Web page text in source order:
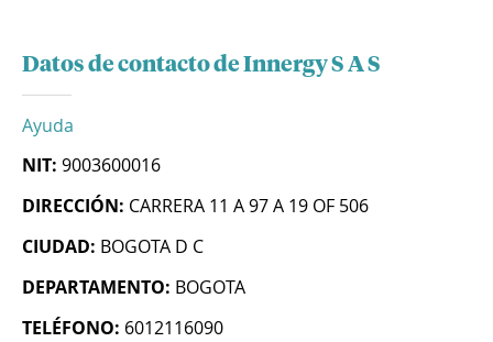
Datos de contacto de Innergy S A S
Ayuda
NIT: 9003600016
DIRECCIÓN: CARRERA 11 A 97 A 19 OF 506
CIUDAD: BOGOTA D C
DEPARTAMENTO: BOGOTA
TELÉFONO: 6012116090